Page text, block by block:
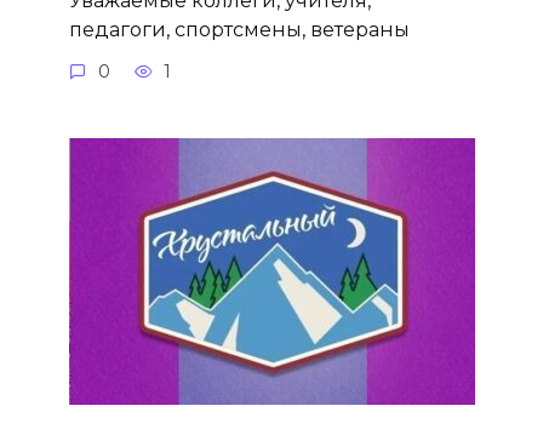
педагоги, спортсмены, ветераны
0 1